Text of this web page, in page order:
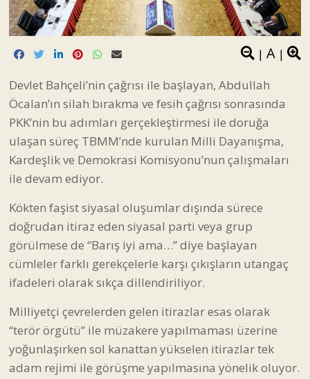
| A |
Devlet Bahçeli’nin çağrısı ile başlayan, Abdullah
Öcalan’ın silah bırakma ve fesih çağrısı sonrasında
PKK’nin bu adımları gerçekleştirmesi ile doruğa
ulaşan süreç TBMM’nde kurulan Milli Dayanışma,
Kardeşlik ve Demokrasi Komisyonu’nun çalışmaları
ile devam ediyor.
Kökten faşist siyasal oluşumlar dışında sürece
doğrudan itiraz eden siyasal parti veya grup
görülmese de “Barış iyi ama…” diye başlayan
cümleler farklı gerekçelerle karşı çıkışların utangaç
ifadeleri olarak sıkça dillendiriliyor.
Milliyetçi çevrelerden gelen itirazlar esas olarak
“terör örgütü” ile müzakere yapılmaması üzerine
yoğunlaşırken sol kanattan yükselen itirazlar tek
adam rejimi ile görüşme yapılmasına yönelik oluyor.